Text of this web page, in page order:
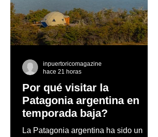
La Concha Resort
celebra la ceremonia de
la primera piedra de
LUXE AZUL, el nuevo La
Concha Resort Beach
Club
Por qué visitar la
Patagonia argentina en
temporada baja?
La Patagonia argentina ha sido un
inpuertoricomagazine
hace 21 horas